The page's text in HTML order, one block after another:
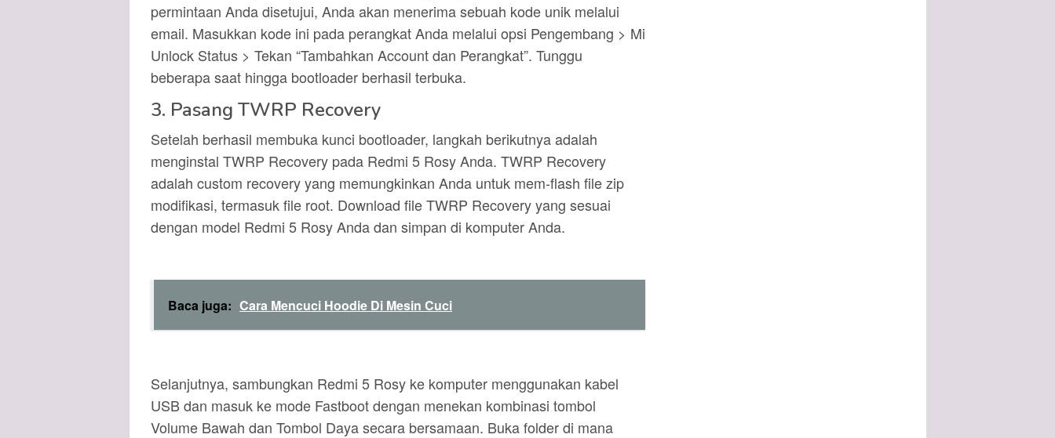
permintaan Anda disetujui, Anda akan menerima sebuah kode unik melalui
email. Masukkan kode ini pada perangkat Anda melalui opsi Pengembang > Mi
Unlock Status > Tekan “Tambahkan Account dan Perangkat”. Tunggu
beberapa saat hingga bootloader berhasil terbuka.
3. Pasang TWRP Recovery
Setelah berhasil membuka kunci bootloader, langkah berikutnya adalah
menginstal TWRP Recovery pada Redmi 5 Rosy Anda. TWRP Recovery
adalah custom recovery yang memungkinkan Anda untuk mem-flash file zip
modifikasi, termasuk file root. Download file TWRP Recovery yang sesuai
dengan model Redmi 5 Rosy Anda dan simpan di komputer Anda.
Baca juga: Cara Mencuci Hoodie Di Mesin Cuci
Selanjutnya, sambungkan Redmi 5 Rosy ke komputer menggunakan kabel
USB dan masuk ke mode Fastboot dengan menekan kombinasi tombol
Volume Bawah dan Tombol Daya secara bersamaan. Buka folder di mana